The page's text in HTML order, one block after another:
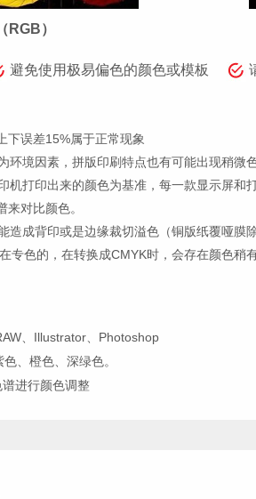
RGB）
避免使用极易偏色的颜色或模板
下误差15%属于正常现象
环境因素，拼版印刷特点也有可能出现稍微色
机打印出来的颜色为基准，每一款显示屏
对比颜色。
成背印或是边缘裁切溢色（铜版纸覆哑膜除
专色的，在转换成CMYK时，会存在颜色
、Illustrator、Photoshop
、橙色、深绿色。
进行颜色调整